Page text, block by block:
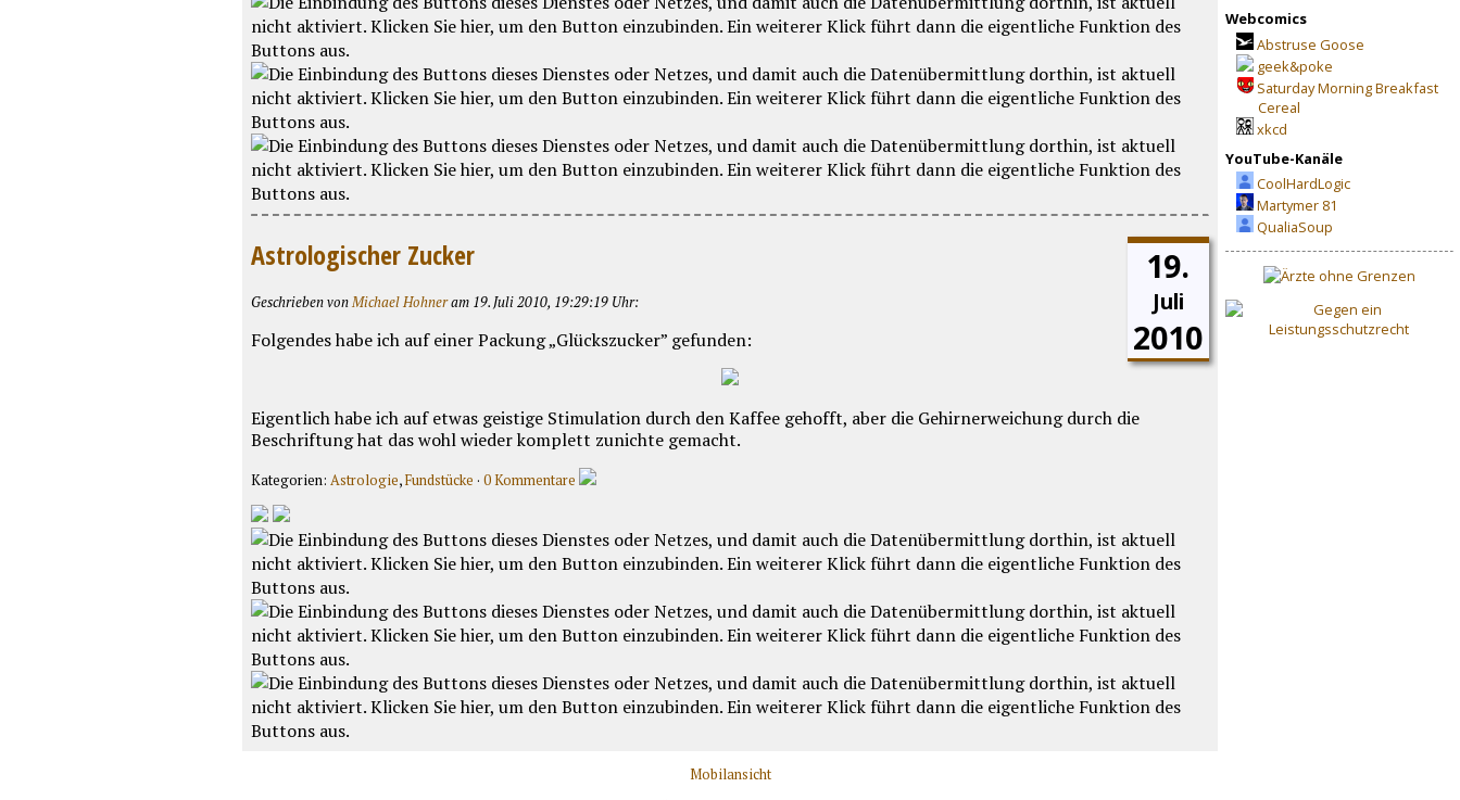
19.
Juli
2010
Astrologischer Zucker
Geschrieben vonMichael Hohneram 19. Juli 2010, 19:29:19 Uhr:
Folgendes habe ich auf einer Packung „Glückszucker” gefunden:
Eigentlich habe ich auf etwas geistige Stimulation durch den Kaffee gehofft, aber die Gehirnerweichung durch die
Beschriftung hat das wohl wieder komplett zunichte gemacht.
Kategorien: Astrologie,Fundstücke · 0 Kommentare
Webcomics
Abstruse Goose
geek&poke
Saturday Morning Breakfast
Cereal
xkcd
YouTube-Kanäle
CoolHardLogic
Martymer 81
QualiaSoup
Mobilansicht